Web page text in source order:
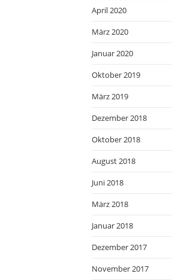
April 2020
März 2020
Januar 2020
Oktober 2019
März 2019
Dezember 2018
Oktober 2018
August 2018
Juni 2018
März 2018
Januar 2018
Dezember 2017
November 2017